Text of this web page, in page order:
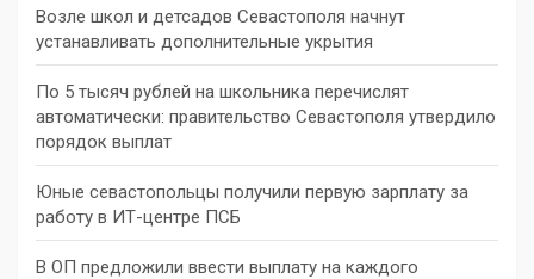
Возле школ и детсадов Севастополя начнут
устанавливать дополнительные укрытия
По 5 тысяч рублей на школьника перечислят
автоматически: правительство Севастополя утвердило
порядок выплат
Юные севастопольцы получили первую зарплату за
работу в ИТ-центре ПСБ
В ОП предложили ввести выплату на каждого